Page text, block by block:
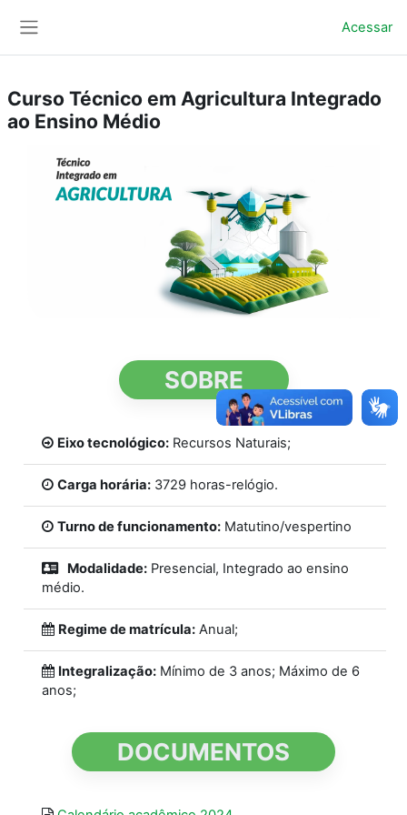
Acessar
Curso Técnico em Agricultura Integrado
ao Ensino Médio
SOBRE
Eixo tecnológico: Recursos Naturais;
Carga horária: 3729 horas-relógio.
Turno de funcionamento: Matutino/vespertino
Modalidade: Presencial, Integrado ao ensino
médio.
Regime de matrícula: Anual;
Integralização: Mínimo de 3 anos; Máximo de 6
anos;
DOCUMENTOS